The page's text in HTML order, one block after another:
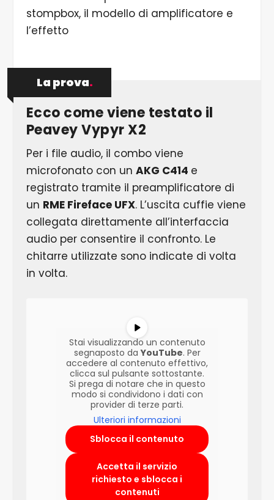
stompbox, il modello di amplificatore e
l’effetto
La prova.
Ecco come viene testato il
Peavey Vypyr X2
Per i file audio, il combo viene
microfonato con un AKG C414 e
registrato tramite il preamplificatore di
un RME Fireface UFX. L’uscita cuffie viene
collegata direttamente all’interfaccia
audio per consentire il confronto. Le
chitarre utilizzate sono indicate di volta
in volta.
Stai visualizzando un contenuto
segnaposto daYouTube. Per
accedere al contenuto effettivo,
clicca sul pulsante sottostante.
Si prega di notare che in questo
modo si condividono i dati con
provider di terze parti.
Ulteriori informazioni
Sblocca il contenuto
Accetta il servizio
richiesto e sblocca i
contenuti